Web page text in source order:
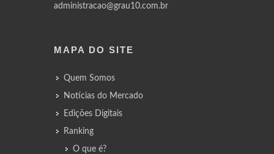
administracao@grau10.com.br
MAPA DO SITE
Quem Somos
Notícias do Mercado
Edições Digitais
Ranking
O que é?